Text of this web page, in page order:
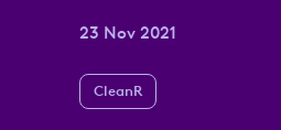
23 Nov 2021
CleanR